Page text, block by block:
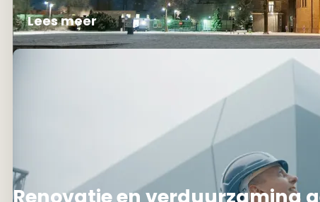
Lees meer
Renovatie en verduurzaming